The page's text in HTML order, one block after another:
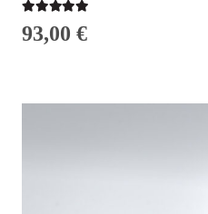
93,00 €